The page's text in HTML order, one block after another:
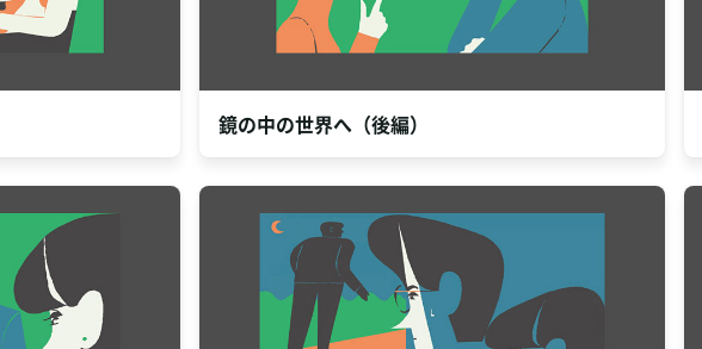
鏡の中の世界へ（後編）